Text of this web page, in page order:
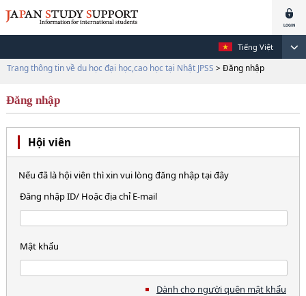
Tiếng Việt
Trang thông tin về du học đại học,cao học tại Nhật JPSS > Đăng nhập
Đăng nhập
Hội viên
Nếu đã là hội viên thì xin vui lòng đăng nhập tại đây
Đăng nhập ID/ Hoặc địa chỉ E-mail
Mật khẩu
Dành cho người quên mật khẩu